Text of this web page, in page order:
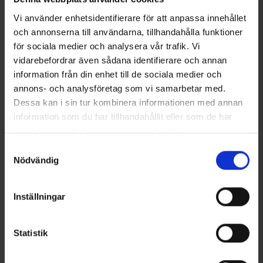
Vi använder enhetsidentifierare för att anpassa innehållet
och annonserna till användarna, tillhandahålla funktioner
för sociala medier och analysera vår trafik. Vi
vidarebefordrar även sådana identifierare och annan
information från din enhet till de sociala medier och
annons- och analysföretag som vi samarbetar med.
Dessa kan i sin tur kombinera informationen med annan
information som du har tillhandahållit eller som de har
samlat in när du har använt deras tjänster.
Nödvändig
Inställningar
Statistik
Expeditionssocken Halbhöhe
Merinowolle
Ab14,95 €
OrganoTex ShoeCare Cleaner
13 €
Ähnliche Produkte